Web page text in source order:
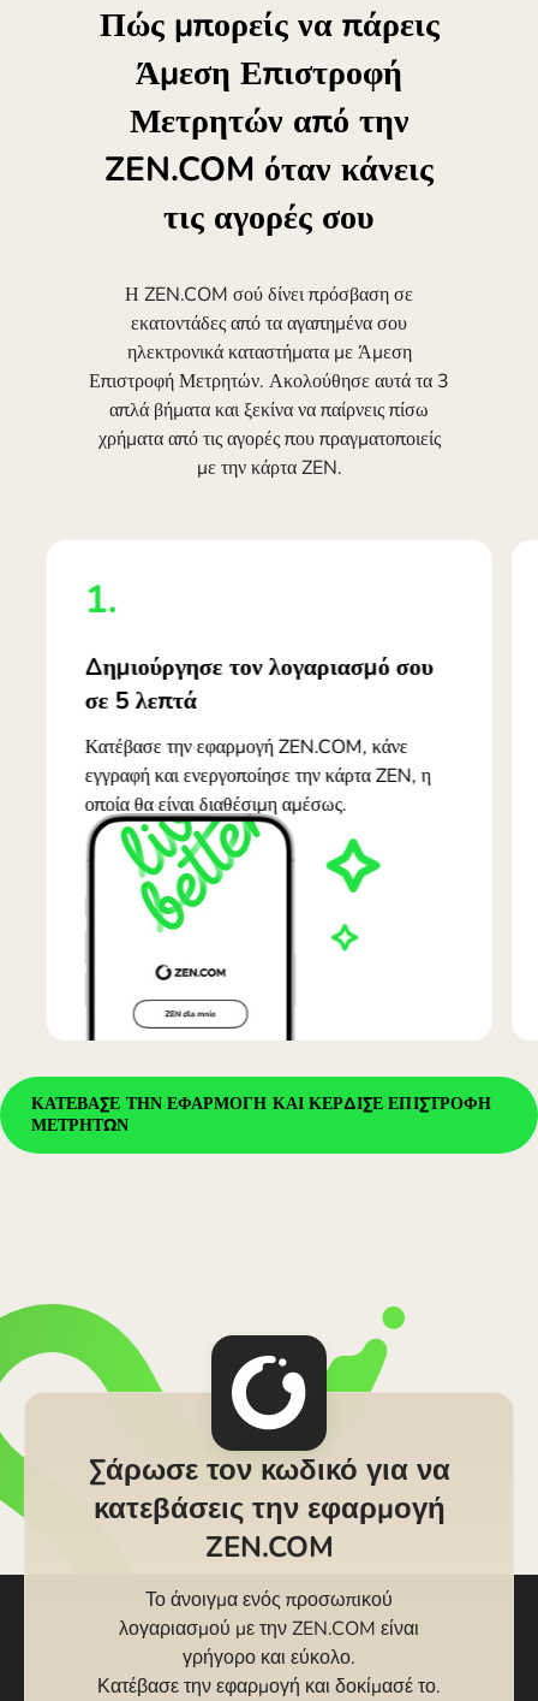
Πώς μπορείς να πάρεις
Άμεση Επιστροφή
Μετρητών από την
ZEN.COM όταν κάνεις
τις αγορές σου
Η ZEN.COM σού δίνει πρόσβαση σε
εκατοντάδες από τα αγαπημένα σου
ηλεκτρονικά καταστήματα με Άμεση
Επιστροφή Μετρητών. Ακολούθησε αυτά τα 3
απλά βήματα και ξεκίνα να παίρνεις πίσω
χρήματα από τις αγορές που πραγματοποιείς
με την κάρτα ZEN.
1.
Δημιούργησε τον λογαριασμό σου
σε 5 λεπτά
Κατέβασε την εφαρμογή ZEN.COM, κάνε
εγγραφή και ενεργοποίησε την κάρτα ZEN, η
οποία θα είναι διαθέσιμη αμέσως.
ΚΑΤΕΒΑΣΕ ΤΗΝ ΕΦΑΡΜΟΓΗ ΚΑΙ ΚΕΡΔΙΣΕ ΕΠΙΣΤΡΟΦΗ
ΜΕΤΡΗΤΩΝ
Σάρωσε τον κωδικό για να
κατεβάσεις την εφαρμογή
ZEN.COM
Το άνοιγμα ενός προσωπικού
λογαριασμού με την ZEN.COM είναι
γρήγορο και εύκολο.
Κατέβασε την εφαρμογή και δοκίμασέ το.